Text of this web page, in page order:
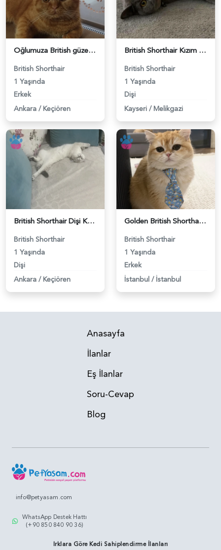
Oğlumuza British güzel dişi arıyoruz - 118984620
British Shorthair
1 Yaşında
Erkek
Ankara / Keçiören
British Shorthair Kızım Mila'ya eş arıyorum - 118984614
British Shorthair
1 Yaşında
Dişi
Kayseri / Melikgazi
British Shorthair Dişi Kedim Eş Arıyor - 118984618
British Shorthair
1 Yaşında
Dişi
Ankara / Keçiören
Golden British Shorthair 1 Yaşında Eş Arıyor - 118984604
British Shorthair
1 Yaşında
Erkek
İstanbul / İstanbul
Anasayfa
İlanlar
Eş İlanlar
Soru-Cevap
Blog
info@petyasam.com
WhatsApp Destek Hattı
(+90 850 840 90 36)
Irklara Göre Kedi Sahiplendirme İlanları